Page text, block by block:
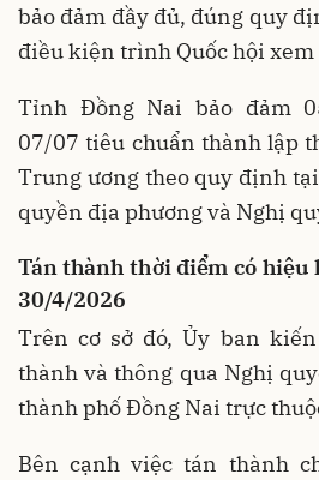
bảo đảm đầy đủ, đúng quy
điều kiện trình Quốc hội
Tỉnh Đồng Nai bảo đảm
07/07 tiêu chuẩn thành lập
Trung ương theo quy định
quyền địa phương và Nghị
Tán thành thời điểm có hiệu
30/4/2026
Trên cơ sở đó, Ủy ban
thành và thông qua Nghị
thành phố Đồng Nai trực
Bên cạnh việc tán thành